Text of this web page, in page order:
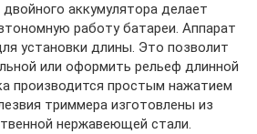
аккумулятора делает
работу батареи. Аппарат
установки длины. Это позволит
или оформить рельеф длинной
производится простым нажатием
триммера изготовлены из
нержавеющей стали.